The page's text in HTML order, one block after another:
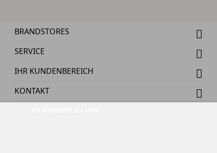
BRANDSTORES
SERVICE
IHR KUNDENBEREICH
KONTAKT